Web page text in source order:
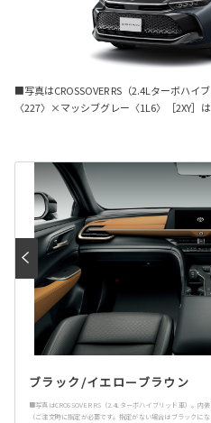
■写真はCROSSOVER RS（2.4Lターボハイ
〈227〉×マッシブグレー〈1L6〉［2XY］
ブラック/イエローブラウン
■写真はCROSSOVER RS（2.4Lターボハイブリッド車）。内
（ご注文時に指定が必要です。指定がない場合はブラックにな